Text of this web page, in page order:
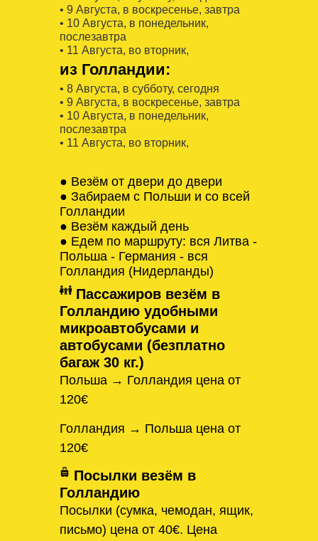
• 9 Августa, в воскресенье, завтра
• 10 Августa, в понедельник,
послезавтра
• 11 Августa, во вторник,
из Голландии:
• 8 Августa, в субботу, сегодня
• 9 Августa, в воскресенье, завтра
• 10 Августa, в понедельник,
послезавтра
• 11 Августa, во вторник,
● Везём от двери до двери
● Забираем с Польши и со всей
Голландии
● Везём каждый день
● Едем по маршруту: вся Литва -
Польша - Германия - вся
Голландия (Нидерланды)
Пассажиров везём в
Голландию удобными
микроавтобусами и
автобусами (безплатно
багаж 30 кг.)
Польша → Голландия цена от
120€
Голландия → Польша цена от
120€
Посылки везём в
Голландию
Посылки (сумка, чемодан, ящик,
письмо) цена от 40€. Цена